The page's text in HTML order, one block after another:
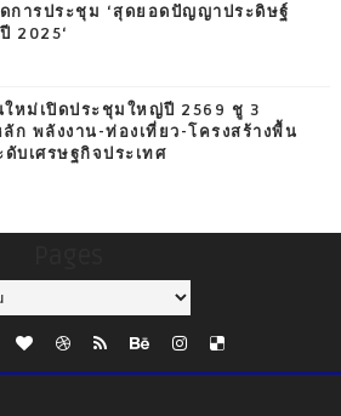
การประชุม ‘สุดยอดปัญญาประดิษฐ์
2025‘
หม่เปิดประชุมใหญ่ปี 2569 ชู 3
ก พลังงาน-ท่องเที่ยว-โครงสร้างพื้น
บเศรษฐกิจประเทศ